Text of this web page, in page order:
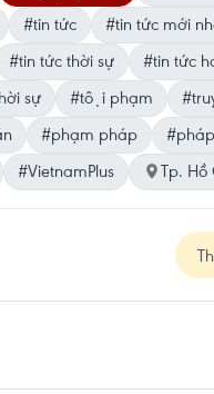
#tin tức #tin tức mới
#tin tức thời sự #tin tức
sự #tội phạm
#phạm pháp
#VietnamPlus Tp. Hồ